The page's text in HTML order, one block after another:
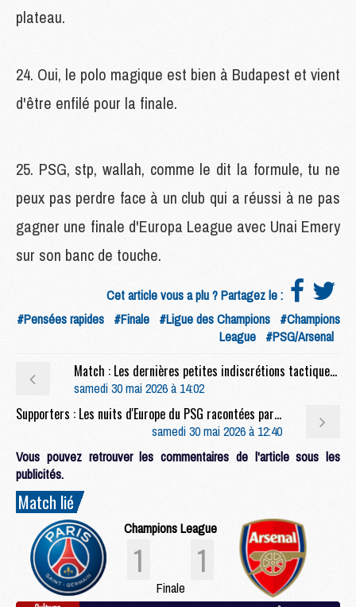
plateau.
24. Oui, le polo magique est bien à Budapest et vient
d'être enfilé pour la finale.
25. PSG, stp, wallah, comme le dit la formule, tu ne
peux pas perdre face à un club qui a réussi à ne pas
gagner une finale d'Europa League avec Unai Emery
sur son banc de touche.
Cet article vous a plu ? Partagez le :
#Pensées rapides #Finale #Ligue des Champions #Champions
League #PSG/Arsenal
Match : Les dernières petites indiscrétions tactiques avant PSG/Arsenal
samedi 30 mai 2026 à 14:02
Supporters : Les nuits d'Europe du PSG racontées par ses supporters : les années Luis Enrique
samedi 30 mai 2026 à 12:40
Vous pouvez retrouver les commentaires de l'article sous les
publicités.
Match lié
Champions League
1 1
Finale